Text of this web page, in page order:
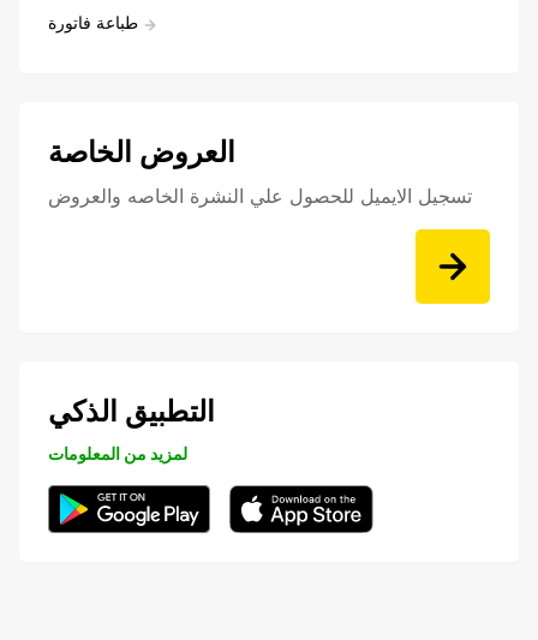
طباعة فاتورة
العروض الخاصة
تسجيل الايميل للحصول علي النشرة الخاصه والعروض
التطبيق الذكي
لمزيد من المعلومات